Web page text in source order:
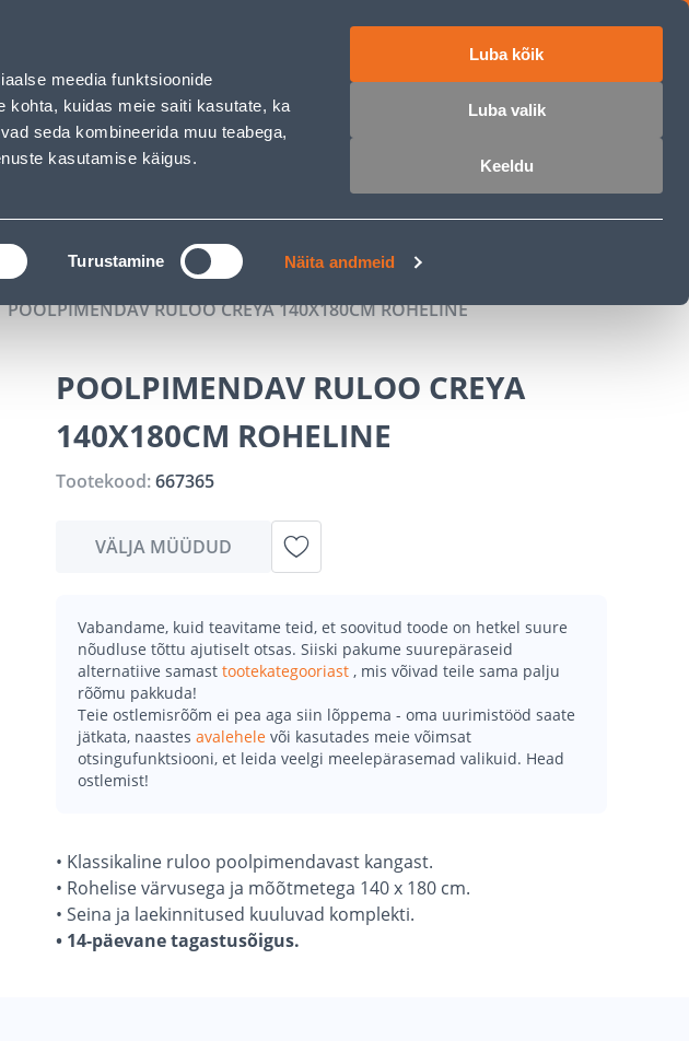
meedia funktsioonide
kohta, kuidas meie saiti kasutate, ka
seda kombineerida muu teabega,
kasutamise käigus.
Turustamine Näita andmeid
Luba kõik
Luba valik
Keeldu
Logi sisse
JÄRELMAKS
POOLPIMENDAV RULOO CREYA 140X180CM ROHELINE
POOLPIMENDAV RULOO CREYA
140X180CM ROHELINE
Tootekood:667365
VÄLJA MÜÜDUD
Vabandame, kuid teavitame teid, et soovitud toode on hetkel suure
nõudluse tõttu ajutiselt otsas. Siiski pakume suurepäraseid
alternatiive samast tootekategooriast , mis võivad teile sama palju
rõõmu pakkuda!
Teie ostlemisrõõm ei pea aga siin lõppema - oma uurimistööd saate
jätkata, naastes avalehele või kasutades meie võimsat
otsingufunktsiooni, et leida veelgi meelepärasemad valikuid. Head
ostlemist!
• Klassikaline ruloo poolpimendavast kangast.
• Rohelise värvusega ja mõõtmetega 140 x 180 cm.
• Seina ja laekinnitused kuuluvad komplekti.
• 14-päevane tagastusõigus.